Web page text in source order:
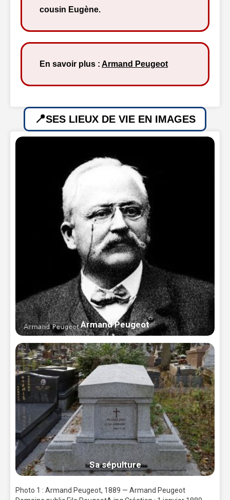
cousin Eugène.
En savoir plus : Armand Peugeot
SES LIEUX DE VIE EN IMAGES
Armand Peugeot
Sa sépulture
Photo 1 : Armand Peugeot, 1889 — Armand Peugeot